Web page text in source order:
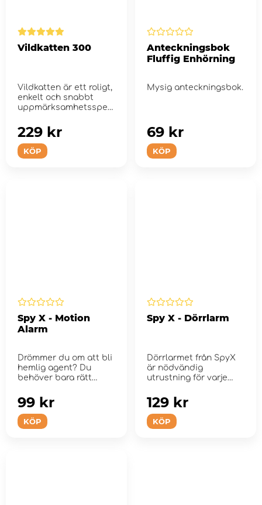
Vildkatten 300
Vildkatten är ett roligt,
enkelt och snabbt
uppmärksamhetsspel
KÖP
229 kr
Anteckningsbok
Fluffig Enhörning
Mysig anteckningsbok.
KÖP
69 kr
Spy X - Motion
Alarm
Drömmer du om att bli
hemlig agent? Du
behöver bara rätt
KÖP
99 kr
Spy X - Dörrlarm
Dörrlarmet från SpyX
är nödvändig
utrustning för varje
KÖP
129 kr